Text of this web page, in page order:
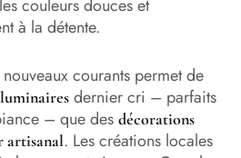
couleurs douces et
à la détente.
courants permet de
luminaires dernier cri – parfaits
– que des décorations
artisanal. Les créations locales